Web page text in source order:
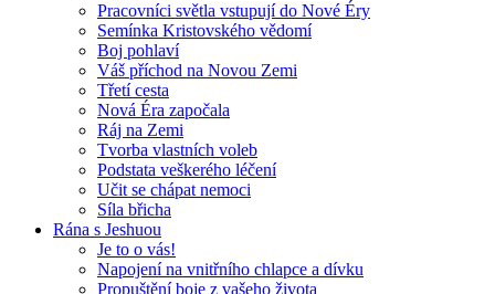
Pracovníci světla vstupují do Nové Éry
Semínka Kristovského vědomí
Boj pohlaví
Váš příchod na Novou Zemi
Třetí cesta
Nová Éra započala
Ráj na Zemi
Tvorba vlastních voleb
Podstata veškerého léčení
Učit se chápat nemoci
Síla břicha
Rána s Jeshuou
Je to o vás!
Napojení na vnitřního chlapce a dívku
Propuštění boje z vašeho života